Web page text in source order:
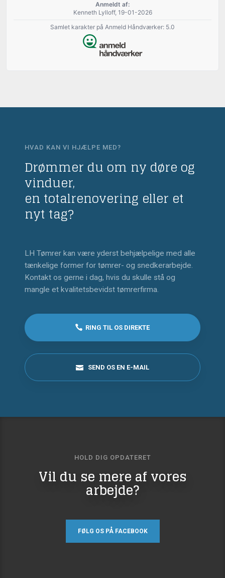
Anmeldt af:
Kenneth Lylloff, 19-01-2026
Samlet karakter på Anmeld Håndværker: 5.0
HVAD KAN VI HJÆLPE MED?
Drømmer du om ny døre og
vinduer,
​en totalrenovering eller et
nyt tag?
LH Tømrer kan være yderst behjælpelige med alle
tænkelige former for tømrer- og snedkerarbejde.
Kontakt os gerne i dag, hvis du skulle stå og
mangle et kvalitetsbevidst tømrerfirma.
RING TIL OS DIREKTE
SEND OS EN E-MAIL
HOLD DIG OPDATERET​
​​Vil du se mere af vores
arbejde?
FØLG OS PÅ FACEBOOK​